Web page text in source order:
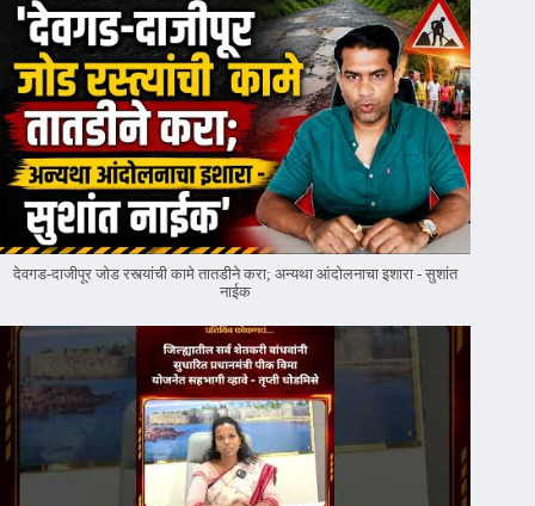
देवगड-दाजीपूर जोड रस्त्यांची कामे तातडीने करा; अन्यथा आंदोलनाचा इशारा - सुशांत
नाईक